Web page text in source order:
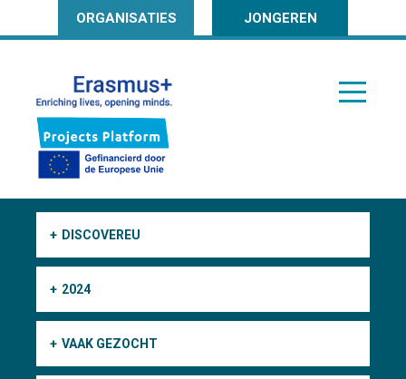
ORGANISATIES JONGEREN
DISCOVEREU
2024
VAAK GEZOCHT